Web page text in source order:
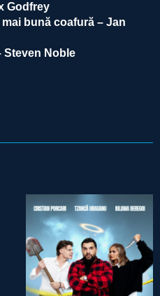
Godfrey
bună coafură – Jan
Steven Noble